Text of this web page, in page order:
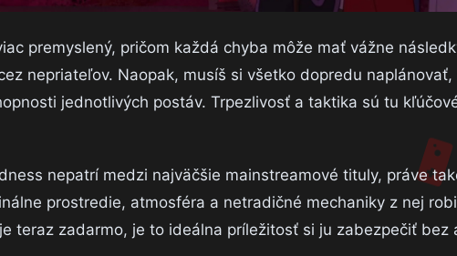
premyslený, pričom každá chyba môže mať vážne
nepriateľov. Naopak, musíš si všetko dopredu
jednotlivých postáv. Trpezlivosť a taktika sú tu
nepatrí medzi najväčšie mainstreamové tituly, práve
prostredie, atmosféra a netradičné mechaniky z nej
teraz zadarmo, je to ideálna príležitosť si ju zabezpečiť bez